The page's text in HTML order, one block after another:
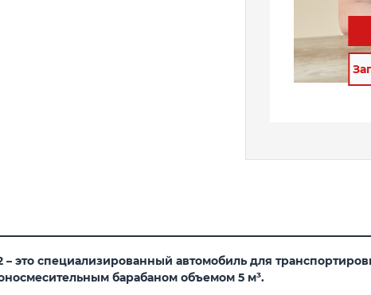
– это специализированный автомобиль для
барабаном объемом 5 м³.